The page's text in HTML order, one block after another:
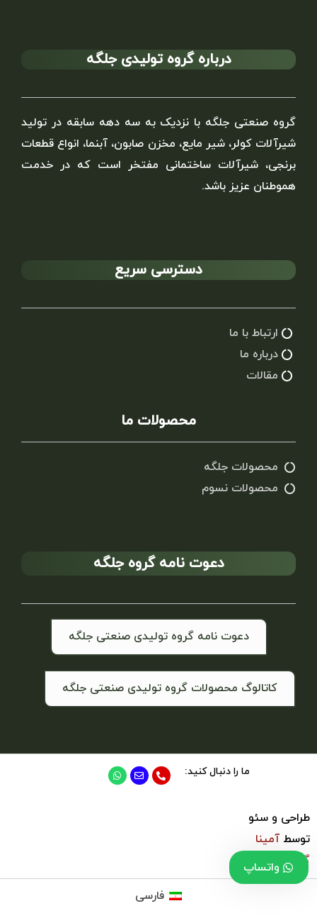
درباره گروه تولیدی جلگه
گروه صنعتی جلگه با نزدیک به سه دهه سابقه در تولید
شیرآلات کولر، شیر مایع، مخزن صابون، آبنما، انواع قطعات
برنجی، شیرآلات ساختمانی مفتخر است که در خدمت
هموطنان عزیز باشد.
دسترسی سریع
ارتباط با ما
درباره ما
مقالات
محصولات ما
محصولات جلگه
محصولات نسوم
دعوت نامه گروه جلگه
دعوت نامه گروه تولیدی صنعتی جلگه
کاتالوگ محصولات گروه تولیدی صنعتی جلگه
ما را دنبال کنید:
طراحی و سئو
توسط آمینا
گروپ واتساپ
فارسی